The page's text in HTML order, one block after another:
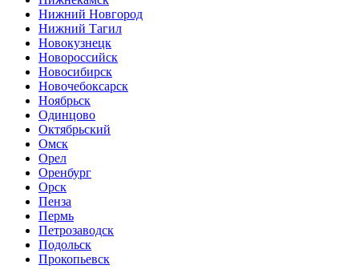
Нижний Новгород
Нижний Тагил
Новокузнецк
Новороссийск
Новосибирск
Новочебоксарск
Ноябрьск
Одинцово
Октябрьский
Омск
Орел
Оренбург
Орск
Пенза
Пермь
Петрозаводск
Подольск
Прокопьевск